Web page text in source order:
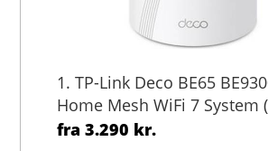
1. TP-Link Deco BE65
Home Mesh WiFi 7 System
fra3.290 kr.